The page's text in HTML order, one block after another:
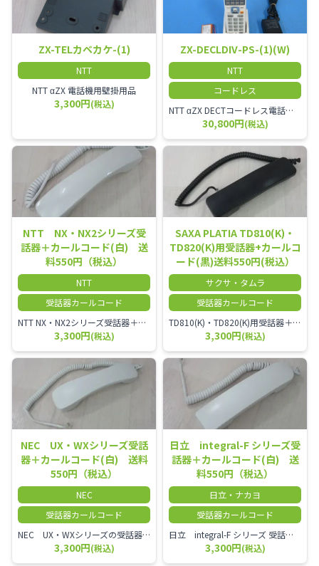
ZX-TELカベカケ-(1)
NTT
NTT αZX 電話機用壁掛用品
3,300円(税込)
ZX-DECLDIV-PS-(1)(W)
NTT
コードレス
NTT αZX DECTコードレス電話機(ダイバーシティ方式)
30,800円(税込)
NTT NX・NX2シリーズ受
話器＋カールコード(白) 送
料550円（税込）
NTT
受話器カールコード
NTT NX・NX2シリーズ受話器＋カールコード
3,300円(税込)
SAXA PLATIA TD810(K)・
TD820(K)用受話器+カールコ
ード(黒)送料550円(税込）
サクサ・タムラ
受話器カールコード
TD810(K)・TD820(K)用受話器＋カールコード セット／本商品は中古品となります。 写真では分かりにくいキズ・汚れなどの使用感があります。 予めご理解・ご了承頂きますようお願いいたします。
3,300円(税込)
NEC UX・WXシリーズ受話
器＋カールコード(白) 送料
550円（税込）
NEC
受話器カールコード
NEC UX・WXシリーズの受話器とカールコードセット／本商品は中古品となります。 写真では分かりにくいキズ・汚れなどの使用感があります。 経年変化で日焼けの色味が強くなる場合がございます。 予めご理解・ご了承頂きますようお願いいたします。
3,300円(税込)
日立 integral-F シリーズ受
話器＋カールコード(白) 送
料550円（税込）
日立・ナカヨ
受話器カールコード
日立 integral-F シリーズ 受話器＋カールコード セット（白）／本商品は中古品となります。 写真では分かりにくいキズ・汚れなどの使用感があります。 経年変化で日焼けの色味が強くなる場合がございます。 予めご理解・ご了承頂きますようお願いいたします。
3,300円(税込)